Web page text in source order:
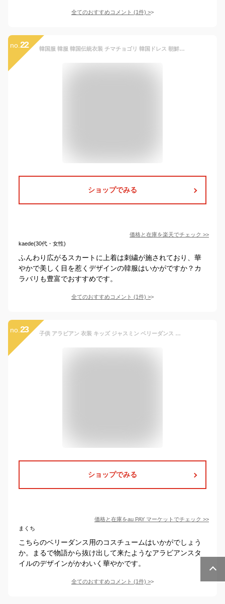
全てのおすすめコメント (1件) >
no. 22 韓国服 韓服 韓国伝統衣装 チマチョゴリ 韓国ドレス 朝鮮族衣装 イベント パーティードレス コスプレ 子供 キッズ 女の子 カラードレス ステージ 撮影 子供服 かわいい 舞台衣装 ドレス 学園際 文化際 二次会ドレス 4タイプ入 送料無料
ショップでみる
価格と在庫を楽天でチェック >>
kaede(30代・女性)
ふんわり広がるスカートに上着は刺繍が施されており、華
やかで美しく目を惹くデザインの韓服はいかがですか？カ
ラバリも豊富でおすすめです。
全てのおすすめコメント (1件) >
no. 23 子供 アラビアン 衣装 キッズ ジャスミン ベリーダンス 衣装 女の子 きらきら 民族ダンス 衣装 3点 4点 5点 6点セット キッズ アラジン
ショップでみる
価格と在庫をau PAY マーケット でチェック >>
まくち
こちらのベリーダンス用のコスチュームはいかがでしょう
か。まるで物語から抜け出して来たようなアラビアンスタ
イルのデザインがかわいく華やかです。
全てのおすすめコメント (1件) >